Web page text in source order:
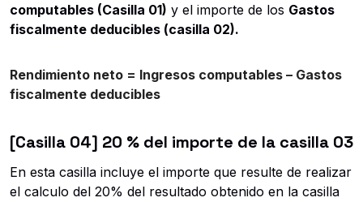
computables (Casilla 01) y el importe de los Gastos
fiscalmente deducibles (casilla 02).
Rendimiento neto = Ingresos computables – Gastos
fiscalmente deducibles
[Casilla 04] 20 % del importe de la casilla 03
En esta casilla incluye el importe que resulte de realizar
el calculo del 20% del resultado obtenido en la casilla